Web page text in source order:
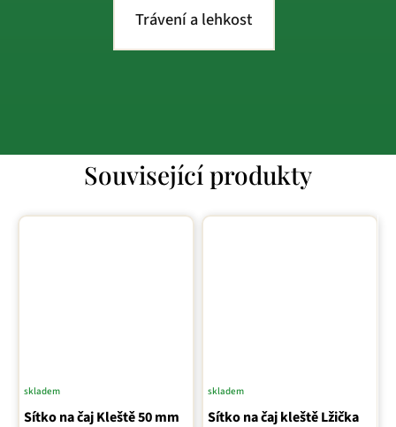
Trávení a lehkost
Související produkty
Sítko na čaj Kleště 50 mm
Průměrné
hodnocení
skladem
Sítko na čaj kleště Lžička
Průměrné
hodnocení
skladem